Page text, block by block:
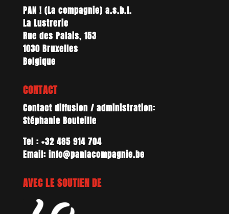
PAN ! (La compagnie) a.s.b.l.
La Lustrerie
Rue des Palais, 153
1030 Bruxelles
Belgique
CONTACT
Contact diffusion / administration:
Stéphanie Bouteille
Tel : +32 485 914 704
Email: info@panlacompagnie.be
AVEC LE SOUTIEN DE